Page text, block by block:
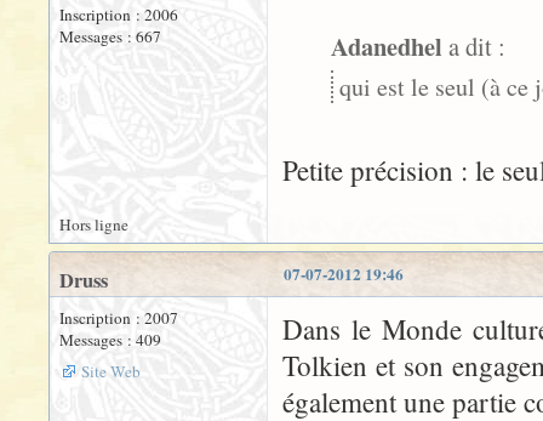
Inscription : 2006
Messages : 667
Adanedhel a dit :
qui est le seul (à
Petite précision : le
Hors ligne
07-07-2012 19:46
Druss
Inscription : 2007
Messages : 409
Site Web
Dans le Monde
Tolkien et son
également une partie